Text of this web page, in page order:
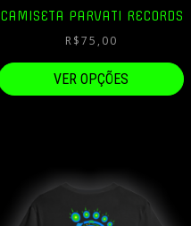
CAMISETA PARVATI RECORDS
R$75,00
VER OPÇÕES